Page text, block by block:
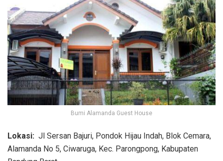
Bumi Alamanda Guest House
Lokasi: Jl Sersan Bajuri, Pondok Hijau Indah, Blok Cemara,
Alamanda No 5, Ciwaruga, Kec. Parongpong, Kabupaten